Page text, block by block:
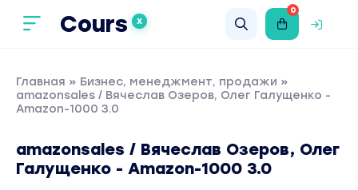
Cours X
0
Главная » Бизнес, менеджмент, продажи »
amazonsales / Вячеслав Озеров, Олег Галущенко -
Amazon-1000 3.0
amazonsales / Вячеслав Озеров, Олег
Галущенко - Amazon-1000 3.0